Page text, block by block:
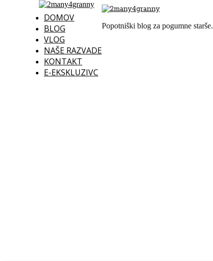
DOMOV
BLOG
VLOG
NAŠE RAZVADE
KONTAKT
E-EKSKLUZIVC
Popotniški blog za pogumne starše.